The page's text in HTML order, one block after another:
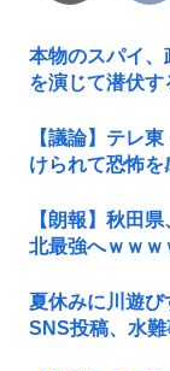
本物のスパイ、
を演じて潜伏す
【議論】テレ
けられて恐怖
【朗報】秋田
北最強へｗｗｗ
夏休みに川遊
SNS投稿、水